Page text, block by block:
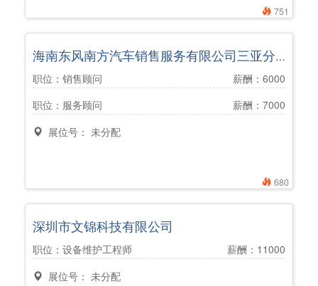
751
680
海南东风南方汽车销售服务有限公司三亚分公司
职位：销售顾问
薪酬：6000
职位：服务顾问
薪酬：7000
展位号： 未分配
深圳市文锦科技有限公司
职位：设备维护工程师
薪酬：11000
展位号： 未分配